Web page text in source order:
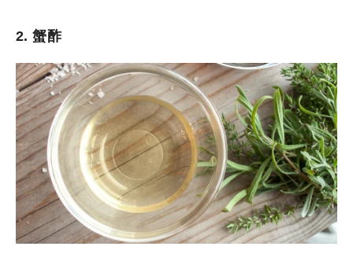
2. 蟹酢